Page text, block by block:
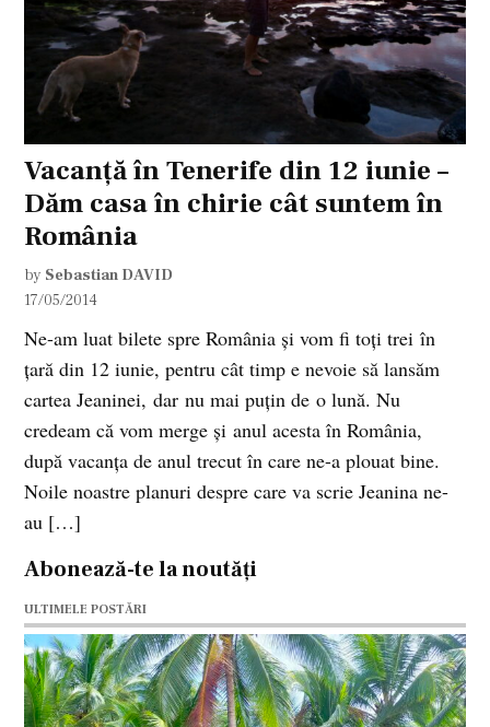
Vacanță în Tenerife din 12 iunie –
Dăm casa în chirie cât suntem în
România
by Sebastian DAVID
17/05/2014
Ne-am luat bilete spre România și vom fi toți trei în
țară din 12 iunie, pentru cât timp e nevoie să lansăm
cartea Jeaninei, dar nu mai puțin de o lună. Nu
credeam că vom merge și anul acesta în România,
după vacanța de anul trecut în care ne-a plouat bine.
Noile noastre planuri despre care va scrie Jeanina ne-
au […]
Abonează-te la noutăți
ULTIMELE POSTĂRI